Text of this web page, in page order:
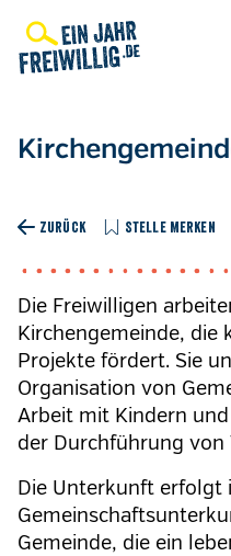
zum
Inhalt
ZURÜCK STELLE MERKEN
Die Freiwilligen
Kirchengemeinde, die
Projekte fördert. Sie
Organisation von
Arbeit mit Kindern
der Durchführung von
Die Unterkunft erfolgt
Gemeinde, die ein